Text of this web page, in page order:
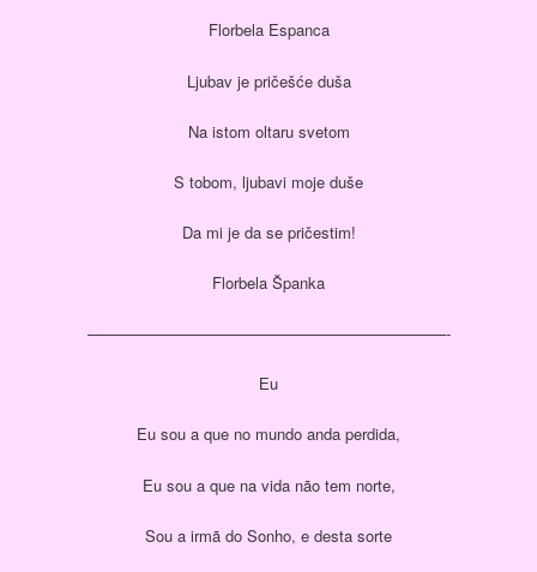
Florbela Espanca
Ljubav je pričešće duša
Na istom oltaru svetom
S tobom, ljubavi moje duše
Da mi je da se pričestim!
Florbela Španka
———————————————————————-
Еu
Eu sou a que no mundo anda perdida,
Eu sou a que na vida não tem norte,
Sou a irmã do Sonho, e desta sorte